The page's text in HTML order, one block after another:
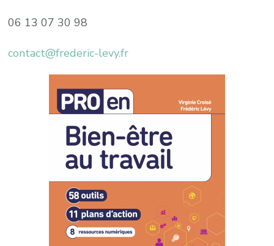
06 13 07 30 98
contact@frederic-levy.fr